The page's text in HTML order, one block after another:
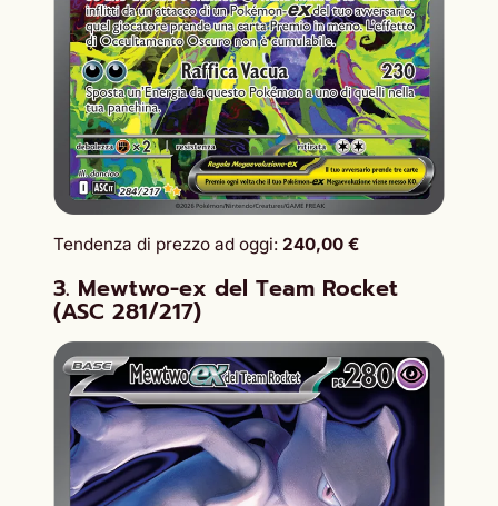
Tendenza di prezzo ad oggi: 240,00 €
3. Mewtwo-ex del Team Rocket
(ASC 281/217)